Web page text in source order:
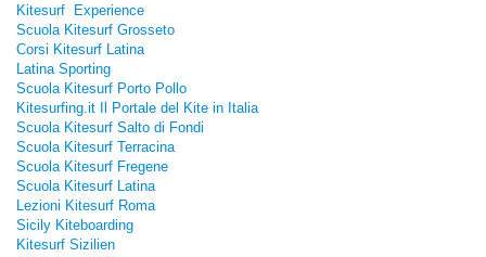
Kitesurf Experience
Scuola Kitesurf Grosseto
Corsi Kitesurf Latina
Latina Sporting
Scuola Kitesurf Porto Pollo
Kitesurfing.it Il Portale del Kite in Italia
Scuola Kitesurf Salto di Fondi
Scuola Kitesurf Terracina
Scuola Kitesurf Fregene
Scuola Kitesurf Latina
Lezioni Kitesurf Roma
Sicily Kiteboarding
Kitesurf Sizilien